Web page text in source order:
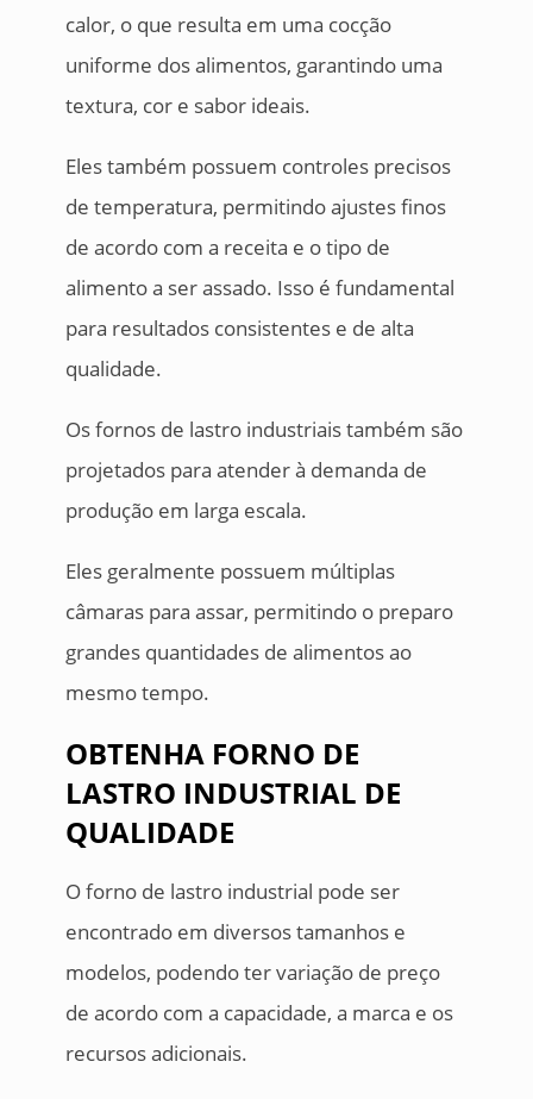
calor, o que resulta em uma cocção
uniforme dos alimentos, garantindo uma
textura, cor e sabor ideais.
Eles também possuem controles precisos
de temperatura, permitindo ajustes finos
de acordo com a receita e o tipo de
alimento a ser assado. Isso é fundamental
para resultados consistentes e de alta
qualidade.
Os fornos de lastro industriais também são
projetados para atender à demanda de
produção em larga escala.
Eles geralmente possuem múltiplas
câmaras para assar, permitindo o preparo
grandes quantidades de alimentos ao
mesmo tempo.
OBTENHA FORNO DE
LASTRO INDUSTRIAL DE
QUALIDADE
O forno de lastro industrial pode ser
encontrado em diversos tamanhos e
modelos, podendo ter variação de preço
de acordo com a capacidade, a marca e os
recursos adicionais.